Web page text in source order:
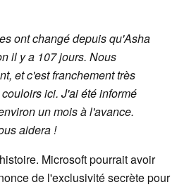
ont changé depuis qu'Asha
il y a 107 jours. Nous
et c'est franchement très
ici. J'ai été informé
un mois à l'avance.
aidera !
Microsoft pourrait avoir
de l'exclusivité secrète pour